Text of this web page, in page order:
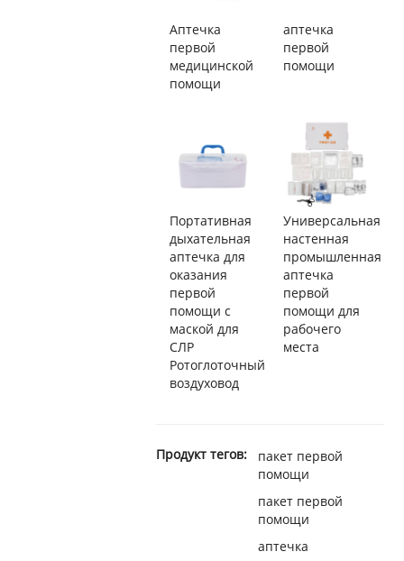
Аптечка
первой
медицинской
помощи
аптечка
первой
помощи
Портативная
дыхательная
аптечка для
оказания
первой
помощи с
маской для
СЛР
Ротоглоточный
воздуховод
Универсальная
настенная
промышленная
аптечка
первой
помощи для
рабочего
места
Продукт тегов:
пакет первой
помощи
пакет первой
помощи
аптечка